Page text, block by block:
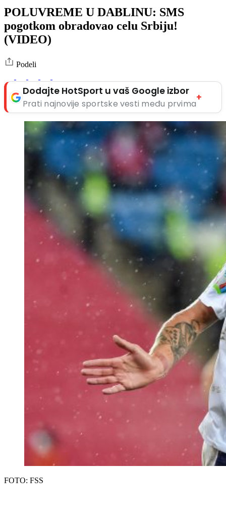
POLUVREME U DABLINU: SMS
pogotkom obradovao celu Srbiju!
(VIDEO)
Podeli
Dodajte HotSport u vaš Google izbor
Prati najnovije sportske vesti među prvima
+
FOTO: FSS